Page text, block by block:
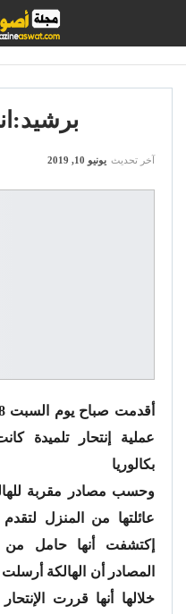
آخر تحديث يونيو 10, 2019
عملية إنتحار تلميدة
بكالوريا
وحسب مصادر مقربة
عائلتها من المنزل
إكتشفت أنها حامل
المصادر أن الهالكة
خلالها أنها قررت